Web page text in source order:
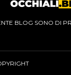
BLOG SONO DI